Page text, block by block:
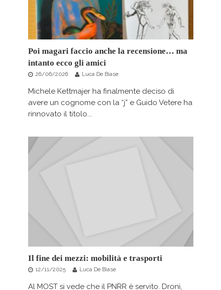
Poi magari faccio anche la recensione… ma
intanto ecco gli amici
26/06/2026 Luca De Biase
Michele Kettmajer ha finalmente deciso di
avere un cognome con la “j” e Guido Vetere ha
rinnovato il titolo...
Il fine dei mezzi: mobilità e trasporti
12/11/2025 Luca De Biase
Al MOST si vede che il PNRR è servito. Droni,